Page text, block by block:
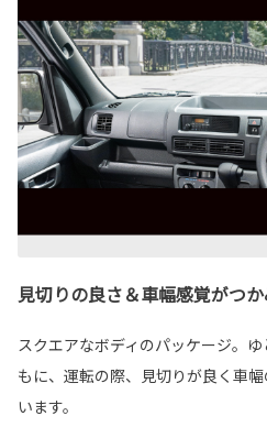
見切りの良さ＆車幅感覚がつ
スクエアなボディのパッケージ。
もに、運転の際、見切りが良く車
います。